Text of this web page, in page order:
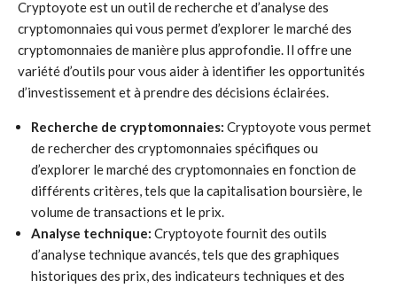
Cryptoyote est un outil de recherche et d’analyse des
cryptomonnaies qui vous permet d’explorer le marché des
cryptomonnaies de manière plus approfondie. Il offre une
variété d’outils pour vous aider à identifier les opportunités
d’investissement et à prendre des décisions éclairées.
Recherche de cryptomonnaies: Cryptoyote vous permet
de rechercher des cryptomonnaies spécifiques ou
d’explorer le marché des cryptomonnaies en fonction de
différents critères, tels que la capitalisation boursière, le
volume de transactions et le prix.
Analyse technique: Cryptoyote fournit des outils
d’analyse technique avancés, tels que des graphiques
historiques des prix, des indicateurs techniques et des